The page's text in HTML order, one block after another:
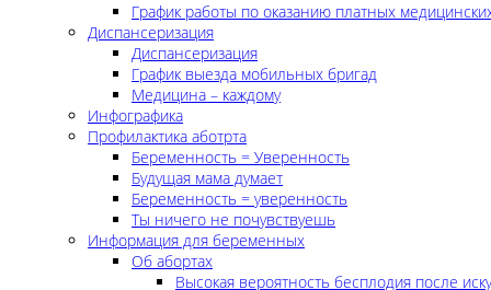
График работы по оказанию платных
Диспансеризация
Диспансеризация
График выезда мобильных бригад
Медицина – каждому
Инфографика
Профилактика аботрта
Беременность = Уверенность
Будущая мама думает
Беременность = уверенность
Ты ничего не почувствуешь
Информация для беременных
Об абортах
Высокая вероятность бесплодия после